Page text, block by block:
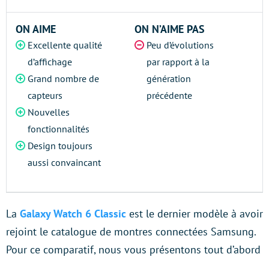
ON AIME
Excellente qualité
d’affichage
Grand nombre de
capteurs
Nouvelles
fonctionnalités
Design toujours
aussi convaincant
ON N’AIME PAS
Peu d’évolutions
par rapport à la
génération
précédente
La Galaxy Watch 6 Classic est le dernier modèle à avoir
rejoint le catalogue de montres connectées Samsung.
Pour ce comparatif, nous vous présentons tout d’abord